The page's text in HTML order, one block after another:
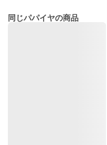
同じパパイヤの商品